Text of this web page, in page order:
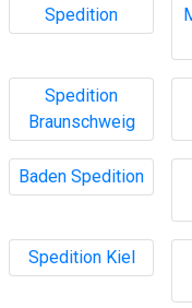
Spedition
Spedition
Braunschweig
Baden Spedition
Spedition Kiel